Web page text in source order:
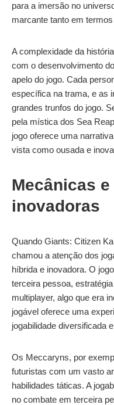
para a imersão no
marcante tanto em
A complexidade da
com o desenvolvimento
apelo do jogo. Cada
específica na trama, e as
grandes trunfos do jogo.
pela mística dos Sea
jogo oferece uma
vista como ousada e
Mecânicas
inovadoras
Quando Giants: Citizen
chamou a atenção dos
híbrida e inovadora. O
terceira pessoa,
multiplayer, algo que era
jogável oferece uma
jogabilidade diversificada
Os Meccaryns, por
futuristas com um vasto
habilidades táticas. A
no combate em terceira